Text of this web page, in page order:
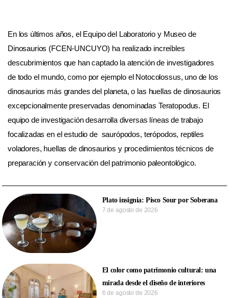
En los últimos años, el Equipo del Laboratorio y Museo de
Dinosaurios (FCEN-UNCUYO) ha realizado increíbles
descubrimientos que han captado la atención de investigadores
de todo el mundo, como por ejemplo el Notocolossus, uno de los
dinosaurios más grandes del planeta, o las huellas de dinosaurios
excepcionalmente preservadas denominadas Teratopodus. El
equipo de investigación desarrolla diversas líneas de trabajo
focalizadas en el estudio de saurópodos, terópodos, reptiles
voladores, huellas de dinosaurios y procedimientos técnicos de
preparación y conservación del patrimonio paleontológico.
Plato insignia: Pisco Sour por Soberana
7 de agosto de 2026
El color como patrimonio cultural: una
mirada desde el diseño de interiores
6 de agosto de 2026